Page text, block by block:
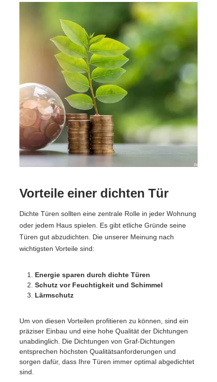
Vorteile einer dichten Tür
Dichte Türen sollten eine zentrale Rolle in jeder Wohnung
oder jedem Haus spielen. Es gibt etliche Gründe seine
Türen gut abzudichten. Die unserer Meinung nach
wichtigsten Vorteile sind:
Energie sparen durch dichte Türen
Schutz vor Feuchtigkeit und Schimmel
Lärmschutz
Um von diesen Vorteilen profitieren zu können, sind ein
präziser Einbau und eine hohe Qualität der Dichtungen
unabdinglich. Die Dichtungen von Graf-Dichtungen
entsprechen höchsten Qualitätsanforderungen und
sorgen dafür, dass Ihre Türen immer optimal abgedichtet
sind.